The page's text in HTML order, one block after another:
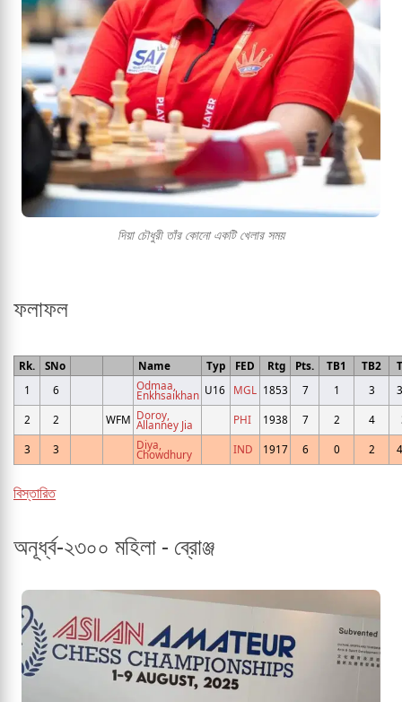
দিয়া চৌধুরী তাঁর কোনো একটি খেলার সময়
ফলাফল
Rk. SNo Name Typ FED Rtg Pts. TB1 TB2
1
6 Odmaa,
Enkhsaikhan U16 MGL 1853 7 1 3
2 2 WFM Doroy,
Allanney Jia PHI 1938 7 2 4
3 3 Diya,
Chowdhury IND 1917 6 0 2
বিস্তারিত
অনূর্ধ্ব-২৩০০ মহিলা - ব্রোঞ্জ